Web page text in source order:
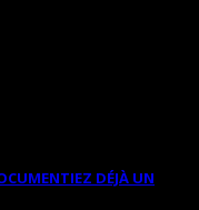
DÉJÀ UN